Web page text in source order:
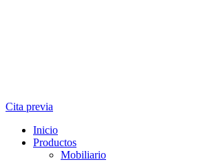
Cita previa
Inicio
Productos
Mobiliario